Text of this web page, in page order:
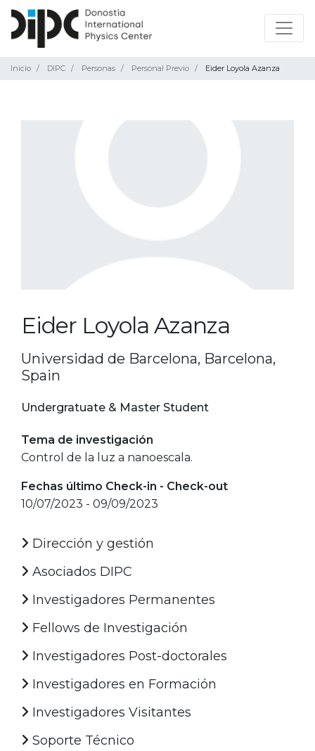
Inicio DIPC Personas Personal Previo Eider Loyola Azanza
Eider Loyola Azanza
Universidad de Barcelona, Barcelona,
Spain
Undergratuate & Master Student
Tema de investigación
Control de la luz a nanoescala.
Fechas último Check-in - Check-out
10/07/2023 - 09/09/2023
Dirección y gestión
Asociados DIPC
Investigadores Permanentes
Fellows de Investigación
Investigadores Post-doctorales
Investigadores en Formación
Investigadores Visitantes
Soporte Técnico